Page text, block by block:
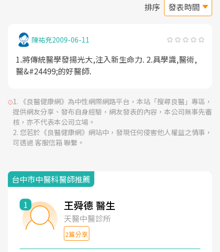
排序
陳祐充2009-06-11
1.將傳統醫學發揚光大,注入新生命力. 2.具學識,醫術,
醫&#24499;的好醫師.
《良醫健康網》為中性網際網路平台，本站「搜尋良醫」專區，
提供網友分享、發布自身經驗，網友發表的內容，本公司無事先審
核，亦不代表本公司立場。
您若於《良醫健康網》網站中，發現任何侵害他人權益之情事，
可透過 客服信箱 聯繫。
台中市中醫科醫師推薦
1 王舜德 醫生
天醫中醫診所
2篇分享